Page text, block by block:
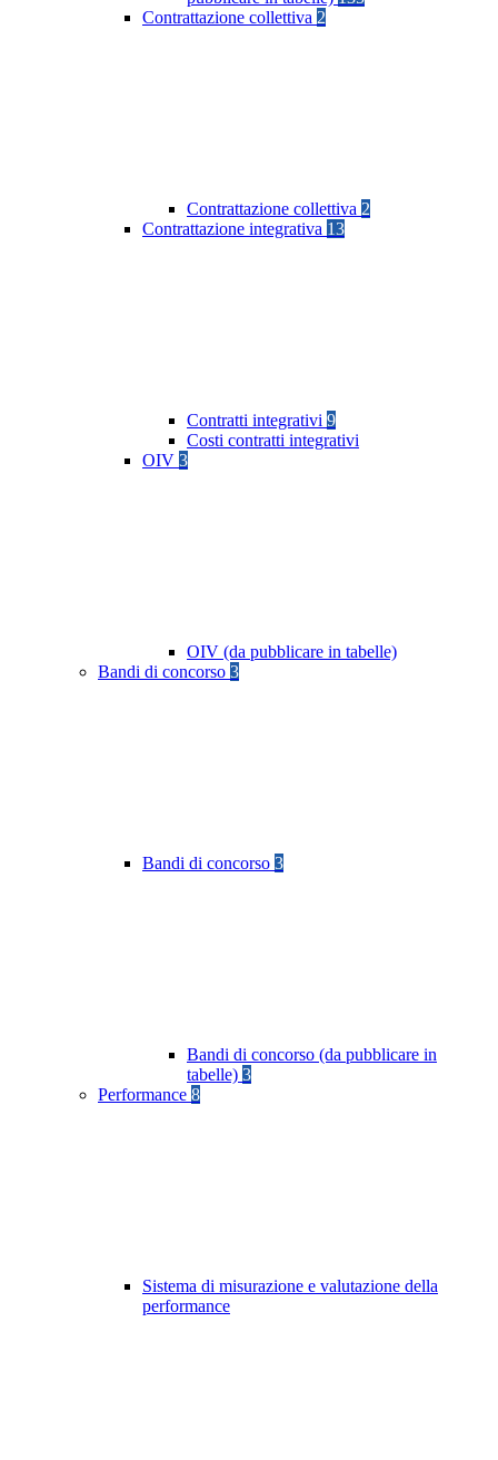
Contrattazione collettiva 2
Contrattazione collettiva 2
Contrattazione integrativa 13
Contratti integrativi 9
Costi contratti integrativi
OIV 3
OIV (da pubblicare in tabelle)
Bandi di concorso 3
Bandi di concorso 3
Bandi di concorso (da pubblicare in
tabelle) 3
Performance 8
Sistema di misurazione e valutazione della
performance